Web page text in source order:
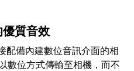
質音效
配備內建數位音訊介面的相
數位方式傳輸至相機，而不